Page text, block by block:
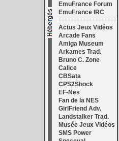
EmuFrance Forum
EmuFrance IRC
===================
Actus Jeux Vidéos
Arcade Fans
Amiga Museum
Arkames Trad.
Bruno C. Zone
Calice
CBSata
CPS2Shock
EF-Nes
Fan de la NES
GirlFriend Adv.
Landstalker Trad.
Musée Jeux Vidéos
SMS Power